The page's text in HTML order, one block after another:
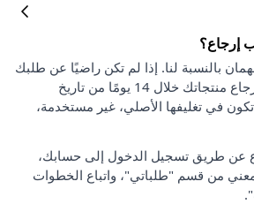
إرجاع؟
بالنسبة لنا. إذا لم تكن راضيًا عن طلبك
لأي سبب كان، يمكنك إرجاع منتجاتك خلال 14 يومًا من تاريخ
في تغليفها الأصلي، غير مستخدمة،
عن طريق تسجيل الدخول إلى حسابك،
من قسم "طلباتي"، واتباع الخطوات